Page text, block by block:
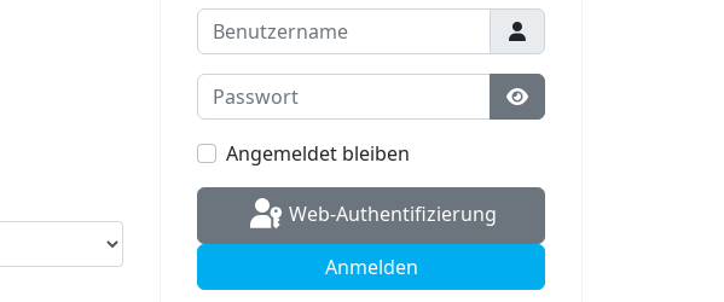
Benutzername
Passwort
Passwort anzeigen
Angemeldet bleiben
Web-Authentifizierung
Anmelden